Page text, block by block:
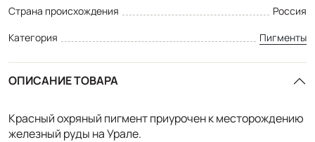
Страна происхождения
Россия
Категория
Пигменты
ОПИСАНИЕ ТОВАРА
Красный охряный пигмент приурочен к месторождению
железный руды на Урале.